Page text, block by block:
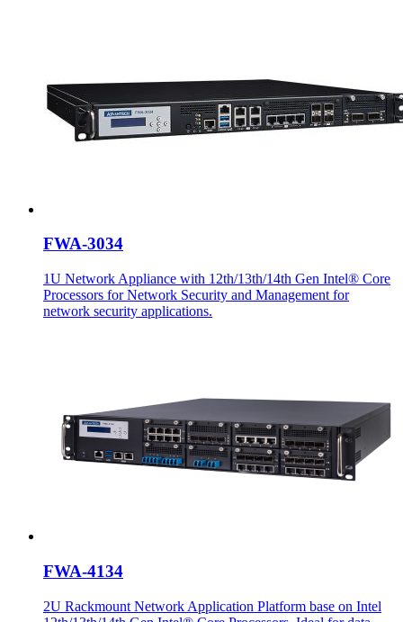
FWA-3034
1U Network Appliance with 12th/13th/14th Gen Intel® Core
Processors for Network Security and Management for
network security applications.
FWA-4134
2U Rackmount Network Application Platform base on Intel